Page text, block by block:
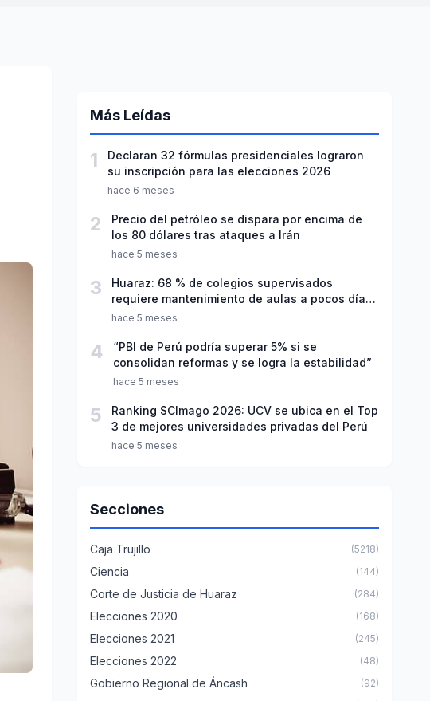
Más Leídas
1
Declaran 32 fórmulas presidenciales lograron
su inscripción para las elecciones 2026
hace 6 meses
2
Precio del petróleo se dispara por encima de
los 80 dólares tras ataques a Irán
hace 5 meses
3
Huaraz: 68 % de colegios supervisados
requiere mantenimiento de aulas a pocos días
de inicio del año escolar 2026
hace 5 meses
4
“PBI de Perú podría superar 5% si se
consolidan reformas y se logra la estabilidad”
hace 5 meses
5
Ranking SCImago 2026: UCV se ubica en el Top
3 de mejores universidades privadas del Perú
hace 5 meses
Secciones
Caja Trujillo (5218)
Ciencia (144)
Corte de Justicia de Huaraz (284)
Elecciones 2020 (168)
Elecciones 2021 (245)
Elecciones 2022 (48)
Gobierno Regional de Áncash (92)